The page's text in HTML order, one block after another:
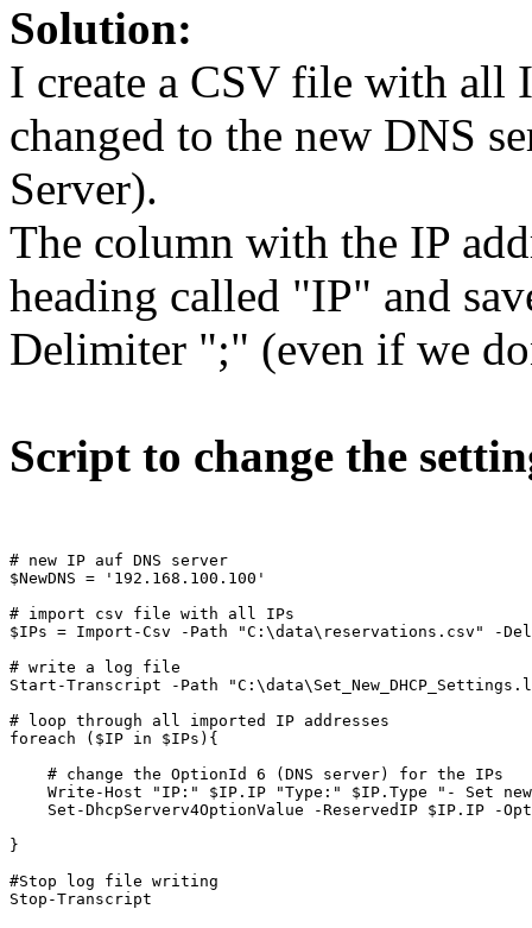
Solution:
I create a CSV file with all
changed to the new DNS
Server).
The column with the IP
heading called "IP" and
Delimiter ";" (even if we
Script to change the
# new IP auf DNS server
$NewDNS = '192.168.100.100'
# import csv file with all IPs
$IPs = Import-Csv -Path "C:\data\reservations.csv" -
# write a log file
Start-Transcript -Path
# loop through all imported IP addresses
foreach ($IP in $IPs){
    # change the OptionId 6 (DNS server) for the IPs
Write-Host "IP:" $IP.IP "Type:" $IP.Type "- Set
Set-DhcpServerv4OptionValue -ReservedIP $IP.IP -
}
#Stop log file writing
Stop-Transcript